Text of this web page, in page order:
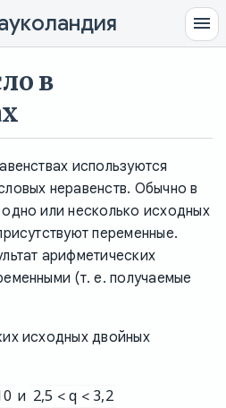
в
используются
неравенств. Обычно в
или несколько исходных
переменные.
арифметических
(т. е. получаемые
исходных двойных
и 2,5 < q < 3,2